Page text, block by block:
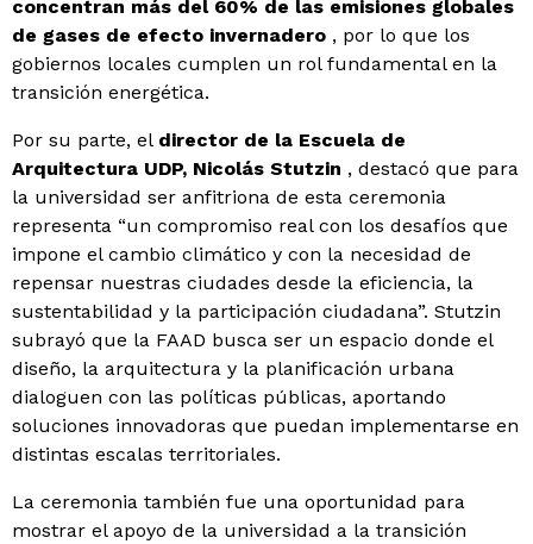
concentran más del 60% de las emisiones globales
de gases de efecto invernadero , por lo que los
gobiernos locales cumplen un rol fundamental en la
transición energética.
Por su parte, el director de la Escuela de
Arquitectura UDP, Nicolás Stutzin , destacó que para
la universidad ser anfitriona de esta ceremonia
representa “un compromiso real con los desafíos que
impone el cambio climático y con la necesidad de
repensar nuestras ciudades desde la eficiencia, la
sustentabilidad y la participación ciudadana”. Stutzin
subrayó que la FAAD busca ser un espacio donde el
diseño, la arquitectura y la planificación urbana
dialoguen con las políticas públicas, aportando
soluciones innovadoras que puedan implementarse en
distintas escalas territoriales.
La ceremonia también fue una oportunidad para
mostrar el apoyo de la universidad a la transición